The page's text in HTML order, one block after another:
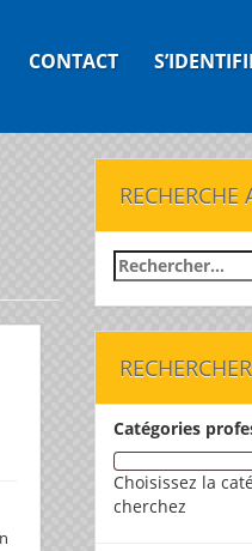
CONTACT
RECHERCHE
Rechercher :
Catégories
Choisissez la
cherchez